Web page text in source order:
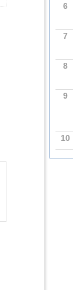
6
7
8
9
10